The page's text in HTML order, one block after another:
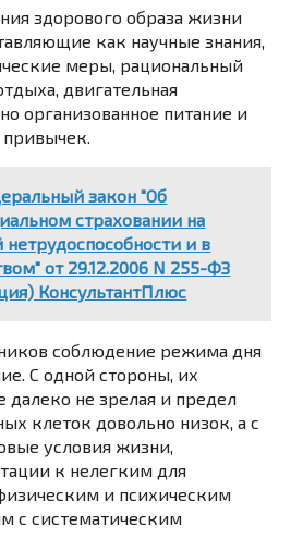
здорового образа жизни
как научные знания,
меры, рациональный
двигательная
организованное питание и
привычек.
закон "Об
страховании на
и в
от 29.12.2006 N 255-ФЗ
КонсультантПлюс
соблюдение режима дня
С одной стороны, их
далеко не зрелая и предел
клеток довольно низок, а с
условия жизни,
к нелегким для
и психическим
с систематическим